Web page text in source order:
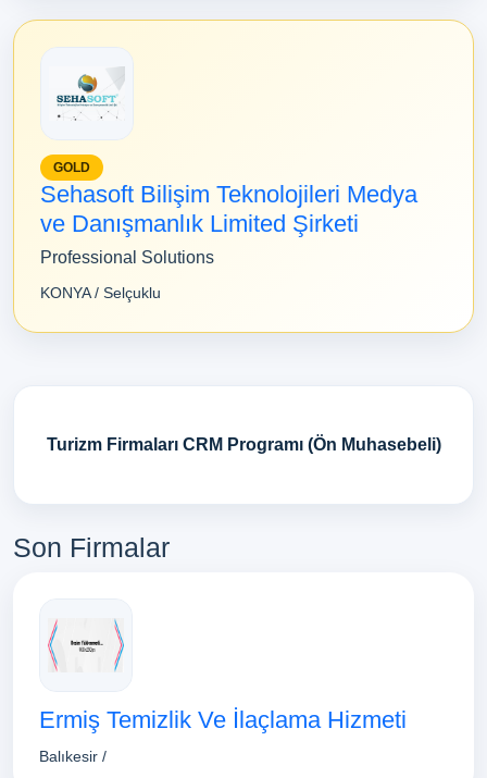
GOLD
Sehasoft Bilişim Teknolojileri Medya
ve Danışmanlık Limited Şirketi
Professional Solutions
KONYA / Selçuklu
Turizm Firmaları CRM Programı (Ön Muhasebeli)
Son Firmalar
Ermiş Temizlik Ve İlaçlama Hizmeti
Balıkesir /